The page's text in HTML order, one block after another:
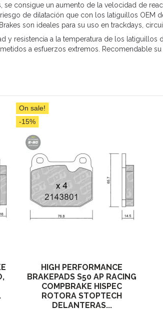
se consigue un aumento de la velocidad de
de dilatación que con los latiguillos OEM
son ideales para su uso en trackdays,
y resistencia a la temperatura de los
a esfuerzos extremos. Recomendable su
On sale!
-15%
HIGH PERFORMANCE
BRAKEPADS S50 AP RACING
COMPBRAKE HISPEC
ROTORA STOPTECH
DELANTERAS...